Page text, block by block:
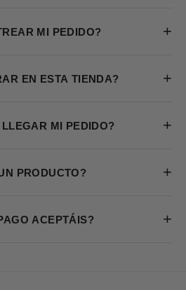
MI PEDIDO? +
EN ESTA TIENDA? +
MI PEDIDO? +
PRODUCTO? +
ACEPTÁIS? +